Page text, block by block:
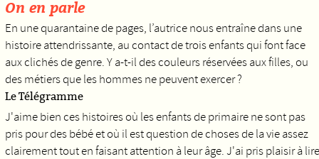
On en parle
En une quarantaine de pages, l’autrice nous entraîne dans une
histoire attendrissante, au contact de trois enfants qui font face
aux clichés de genre. Y a-t-il des couleurs réservées aux filles, ou
des métiers que les hommes ne peuvent exercer ?
Le Télégramme
J'aime bien ces histoires où les enfants de primaire ne sont pas
pris pour des bébé et où il est question de choses de la vie assez
clairement tout en faisant attention à leur âge. J'ai pris plaisir à lire